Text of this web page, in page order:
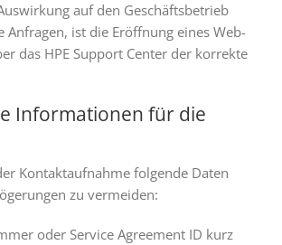
auf den Geschäftsbetrieb
Anfragen, ist die Eröffnung eines Web-
das HPE Support Center der korrekte
Informationen für die
Kontaktaufnahme folgende Daten
zu vermeiden:
oder Service Agreement ID kurz